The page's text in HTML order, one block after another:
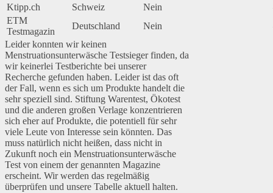
Ktipp.ch
Schweiz
Nein
ETM
Testmagazin
Deutschland
Nein
Leider konnten wir keinen
Menstruationsunterwäsche Testsieger finden, da
wir keinerlei Testberichte bei unserer
Recherche gefunden haben. Leider ist das oft
der Fall, wenn es sich um Produkte handelt die
sehr speziell sind. Stiftung Warentest, Ökotest
und die anderen großen Verlage konzentrieren
sich eher auf Produkte, die potentiell für sehr
viele Leute von Interesse sein könnten. Das
muss natürlich nicht heißen, dass nicht in
Zukunft noch ein Menstruationsunterwäsche
Test von einem der genannten Magazine
erscheint. Wir werden das regelmäßig
überprüfen und unsere Tabelle aktuell halten.